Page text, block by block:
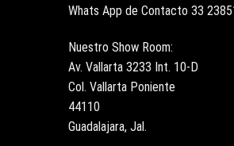
Whats App de Contacto 33
Nuestro Show Room:
Av. Vallarta 3233 Int. 10-D
Col. Vallarta Poniente
44110
Guadalajara, Jal.